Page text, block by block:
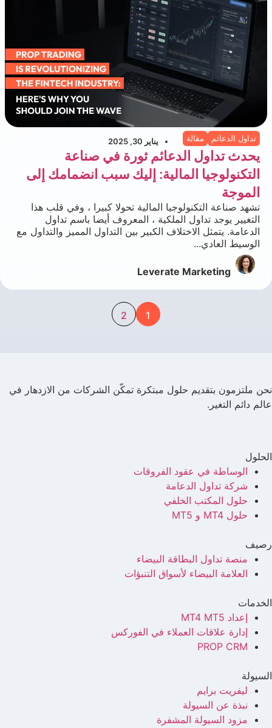
تداول الدعائم مقالة يناير 30, 2025
يحدث تداول الدعائم ثورة في صناعة
التكنولوجيا المالية: إليك سبب انضمامك إلى
الموجة
تشهد صناعة التكنولوجيا المالية تحولا كبيرا ، وفي قلب هذا
التغيير يوجد تداول الملكية ، المعروف أيضا باسم تداول
الدعامة. يتمثل الاختلاف الكبير بين التداول المميز والتداول مع
الوسيط العادي...
Leverate Marketing
1
2
نحن ملتزمون بتقديم حلول مبتكرة تمكّن الشركات من الازدهار في
عالم دائم التغير.
الحلول
الوساطة في عقود الفروقات
شركة تداول الدعامة
حلول المكتب الخلفي
حلول MT4 و MT5
رصيف
منصة تداول البطاقة البيضاء
العلامة البيضاء لأسواق التنبؤات
الخدمات
إعداد MT4 MT5
إدارة علاقات العملاء في الفوركس
PROP CRM
السيولة
ليفريت برايم
نبذة عن السيولة
مزود السيولة المشفرة